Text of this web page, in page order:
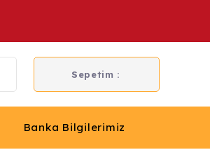
Sepetim :
Banka Bilgilerimiz